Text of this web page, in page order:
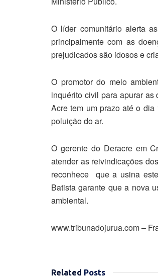
O líder comunitário alerta
principalmente com as
prejudicados são idosos e
O promotor do meio
inquérito civil para apurar
Acre tem um prazo até o
poluição do ar.
O gerente do Deracre em
atender as reivindicações
reconhece que a usina
Batista garante que a nova
ambiental.
www.tribunadojurua.com –
Related Posts